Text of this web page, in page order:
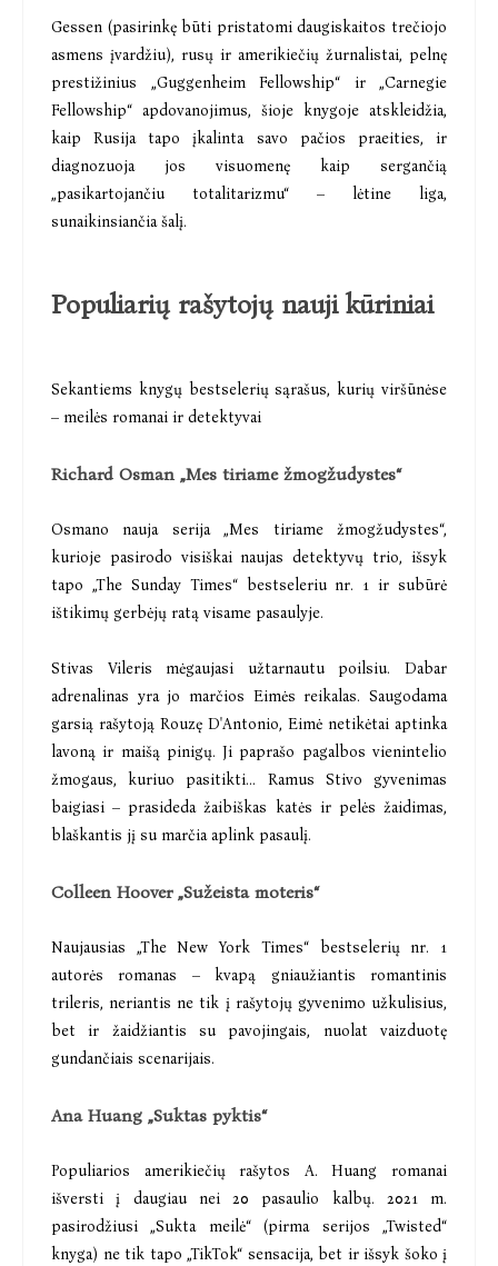
Gessen (pasirinkę būti pristatomi daugiskaitos trečiojo
asmens įvardžiu), rusų ir amerikiečių žurnalistai, pelnę
prestižinius „Guggenheim Fellowship“ ir „Carnegie
Fellowship“ apdovanojimus, šioje knygoje atskleidžia,
kaip Rusija tapo įkalinta savo pačios praeities, ir
diagnozuoja jos visuomenę kaip sergančią
„pasikartojančiu totalitarizmu“ – lėtine liga,
sunaikinsiančia šalį.
Populiarių rašytojų nauji kūriniai
Sekantiems knygų bestselerių sąrašus, kurių viršūnėse
– meilės romanai ir detektyvai
Richard Osman „Mes tiriame žmogžudystes“
Osmano nauja serija „Mes tiriame žmogžudystes“,
kurioje pasirodo visiškai naujas detektyvų trio, išsyk
tapo „The Sunday Times“ bestseleriu nr. 1 ir subūrė
ištikimų gerbėjų ratą visame pasaulyje.
Stivas Vileris mėgaujasi užtarnautu poilsiu. Dabar
adrenalinas yra jo marčios Eimės reikalas. Saugodama
garsią rašytoją Rouzę D'Antonio, Eimė netikėtai aptinka
lavoną ir maišą pinigų. Ji paprašo pagalbos vienintelio
žmogaus, kuriuo pasitikti... Ramus Stivo gyvenimas
baigiasi – prasideda žaibiškas katės ir pelės žaidimas,
blaškantis jį su marčia aplink pasaulį.
Colleen Hoover „Sužeista moteris“
Naujausias „The New York Times“ bestselerių nr. 1
autorės romanas – kvapą gniaužiantis romantinis
trileris, neriantis ne tik į rašytojų gyvenimo užkulisius,
bet ir žaidžiantis su pavojingais, nuolat vaizduotę
gundančiais scenarijais.
Ana Huang „Suktas pyktis“
Populiarios amerikiečių rašytos A. Huang romanai
išversti į daugiau nei 20 pasaulio kalbų. 2021 m.
pasirodžiusi „Sukta meilė“ (pirma serijos „Twisted“
knyga) ne tik tapo „TikTok“ sensacija, bet ir išsyk šoko į